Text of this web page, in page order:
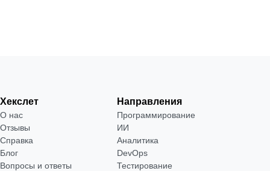
Хекслет
О нас
Отзывы
Справка
Блог
Вопросы и ответы
Направления
Программирование
ИИ
Аналитика
DevOps
Тестирование